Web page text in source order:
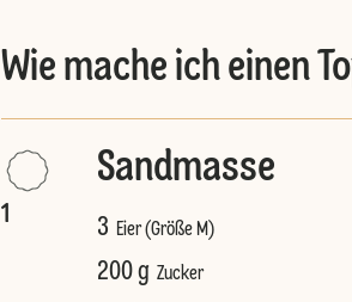
Wie mache ich einen
1
Sandmasse
3 Eier (Größe M)
200 g Zucker